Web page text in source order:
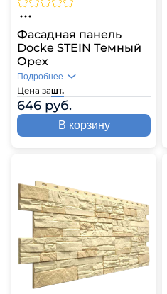
Фасадная панель
Docke STEIN Темный
Орех
Цена зашт.
646 руб.
Подробнее
В корзину